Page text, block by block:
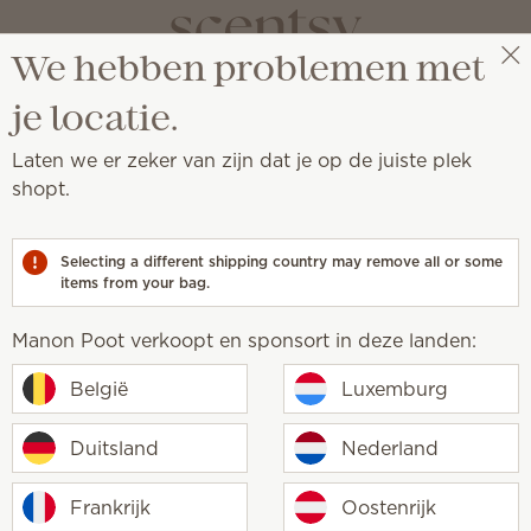
naar Nederland:
€ 639,99 zijn de verzendkosten € 7.
tenminste € 640 zijn de verzendkosten GRATIS.
zijn inclusief btw.
zonder opgave van enige reden te annuleren.
14 dagen na de dag waarop u of een door u
fysiek in ontvangst neemt, annuleren. Indien uw
vervalt de annuleringsperiode 14 dagen nadat het
We hebben problemen met
je locatie.
Laten we er zeker van zijn dat je op de juiste plek
shopt.
Selecting a different shipping country may remove all or some
items from your bag.
Manon Poot verkoopt en sponsort in deze landen:
België
Duitsland
Frankrijk
Luxemburg
Nederland
Oostenrijk